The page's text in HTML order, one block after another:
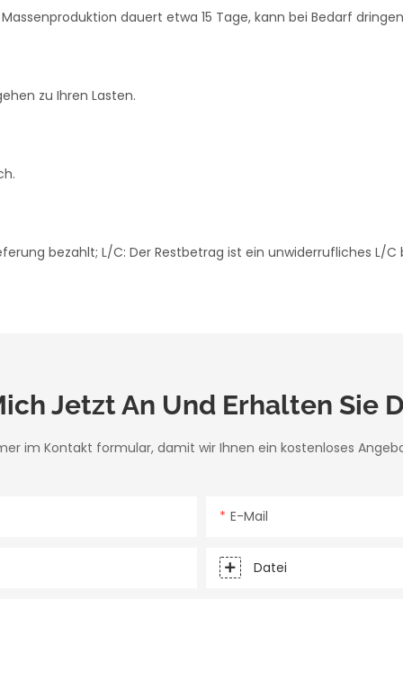
dauert etwa 15 Tage, kann bei Bedarf
zu Ihren Lasten.
bezahlt; L/C: Der Restbetrag ist ein unwiderrufliches L/C
Jetzt An Und Erhalten Sie
im Kontakt formular, damit wir Ihnen ein kostenloses
E-Mail
Datei